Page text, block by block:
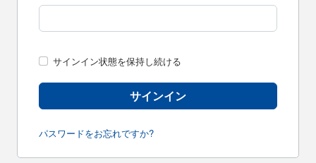
サインイン状態を保持し続ける
パスワードをお忘れですか?
サインイン